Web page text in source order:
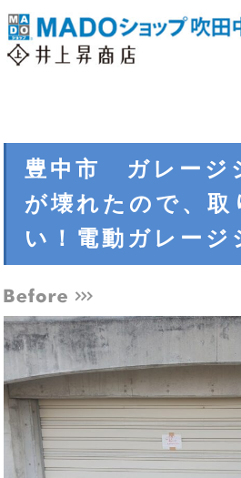
お客
施
スタ
スタッ
住まいの
豊中市 ガレージ
が壊れたので、取
い！電動ガレージ